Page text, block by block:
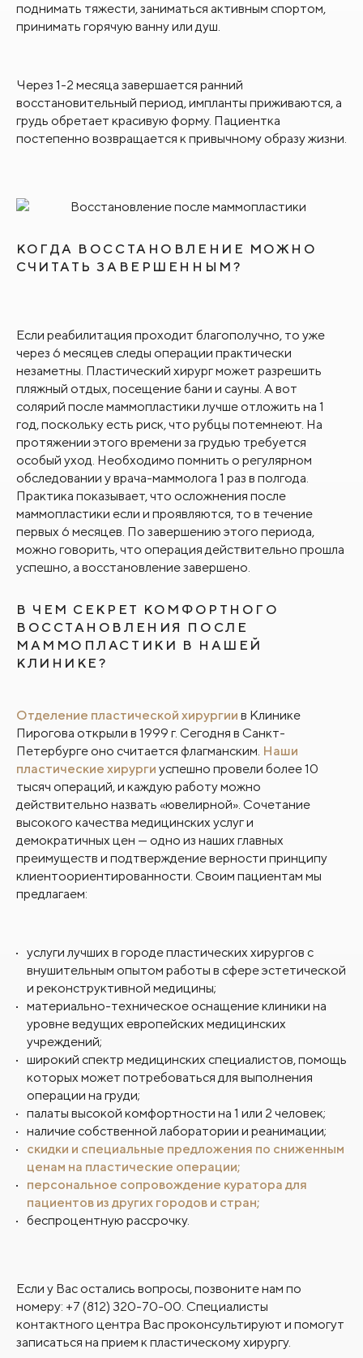
поднимать тяжести, заниматься активным спортом,
принимать горячую ванну или душ.
Через 1-2 месяца завершается ранний
восстановительный период, импланты приживаются, а
грудь обретает красивую форму. Пациентка
постепенно возвращается к привычному образу жизни.
КОГДА ВОССТАНОВЛЕНИЕ МОЖНО
СЧИТАТЬ ЗАВЕРШЕННЫМ?
Если реабилитация проходит благополучно, то уже
через 6 месяцев следы операции практически
незаметны. Пластический хирург может разрешить
пляжный отдых, посещение бани и сауны. А вот
солярий после маммопластики лучше отложить на 1
год, поскольку есть риск, что рубцы потемнеют. На
протяжении этого времени за грудью требуется
особый уход. Необходимо помнить о регулярном
обследовании у врача-маммолога 1 раз в полгода.
Практика показывает, что осложнения после
маммопластики если и проявляются, то в течение
первых 6 месяцев. По завершению этого периода,
можно говорить, что операция действительно прошла
успешно, а восстановление завершено.
В ЧЕМ СЕКРЕТ КОМФОРТНОГО
ВОССТАНОВЛЕНИЯ ПОСЛЕ
МАММОПЛАСТИКИ В НАШЕЙ
КЛИНИКЕ?
Отделение пластической хирургии в Клинике
Пирогова открыли в 1999 г. Сегодня в Санкт-
Петербурге оно считается флагманским. Наши
пластические хирурги успешно провели более 10
тысяч операций, и каждую работу можно
действительно назвать «ювелирной». Сочетание
высокого качества медицинских услуг и
демократичных цен — одно из наших главных
преимуществ и подтверждение верности принципу
клиентоориентированности. Своим пациентам мы
предлагаем:
услуги лучших в городе пластических хирургов с
внушительным опытом работы в сфере эстетической
и реконструктивной медицины;
материально-техническое оснащение клиники на
уровне ведущих европейских медицинских
учреждений;
широкий спектр медицинских специалистов, помощь
которых может потребоваться для выполнения
операции на груди;
палаты высокой комфортности на 1 или 2 человек;
наличие собственной лаборатории и реанимации;
скидки и специальные предложения по сниженным
ценам на пластические операции;
персональное сопровождение куратора для
пациентов из других городов и стран;
беспроцентную рассрочку.
Если у Вас остались вопросы, позвоните нам по
номеру: +7 (812) 320-70-00. Специалисты
контактного центра Вас проконсультируют и помогут
записаться на прием к пластическому хирургу.